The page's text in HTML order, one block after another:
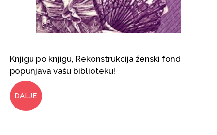
Knjigu po knjigu, Rekonstrukcija ženski fond
popunjava vašu biblioteku!
DALJE